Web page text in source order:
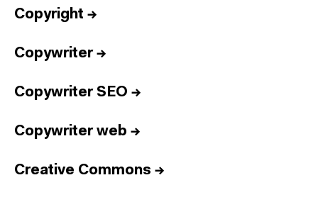
Copyright →
Copywriter→
Copywriter SEO →
Copywriter web →
Creative Commons →